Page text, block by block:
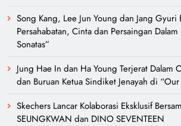
Song Kang, Lee Jun Young dan Jang Gyuri
Persahabatan, Cinta dan Persaingan
Sonatas”
Jung Hae In dan Ha Young Terjerat Dalam
dan Buruan Ketua Sindiket Jenayah di
Skechers Lancar Kolaborasi Eksklusif
SEUNGKWAN dan DINO SEVENTEEN